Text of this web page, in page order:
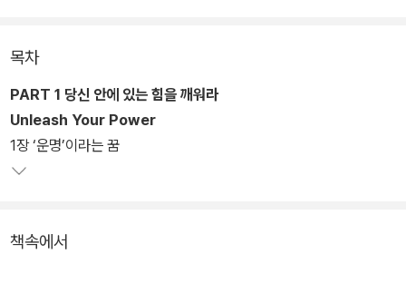
목차
PART 1 당신 안에 있는 힘을 깨워라
Unleash Your Power
1장 ‘운명’이라는 꿈
책속에서